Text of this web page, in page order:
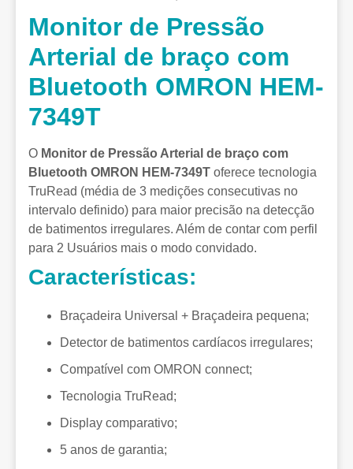
Monitor de Pressão
Arterial de braço com
Bluetooth OMRON HEM-
7349T
O Monitor de Pressão Arterial de braço com
Bluetooth OMRON HEM-7349T oferece tecnologia
TruRead (média de 3 medições consecutivas no
intervalo definido) para maior precisão na detecção
de batimentos irregulares. Além de contar com perfil
para 2 Usuários mais o modo convidado.
Características:
Braçadeira Universal + Braçadeira pequena;
Detector de batimentos cardíacos irregulares;
Compatível com OMRON connect;
Tecnologia TruRead;
Display comparativo;
5 anos de garantia;